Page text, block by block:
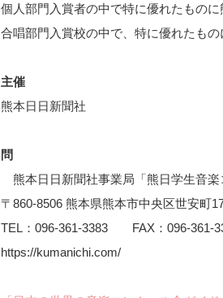
個人部門入賞者の中で特に優れたもの
合唱部門入賞校の中で、特に優れたもの
主催
熊本日日新聞社
問
熊本日日新聞社事業局「熊日学生音楽
〒860-8506 熊本県熊本市中央区世安町
TEL：096-361-3383 FAX：096-361-
https://kumanichi.com/